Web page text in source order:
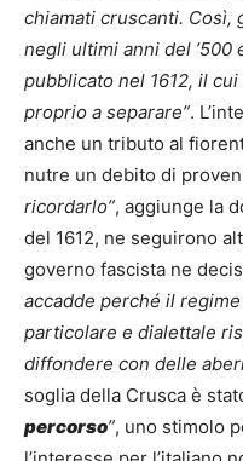
chiamati cruscanti. Così,
negli ultimi anni del
pubblicato nel 1612, il
proprio a separare”.
anche un tributo al
nutre un debito di
ricordarlo”, aggiunge la
del 1612, ne seguirono
governo fascista ne
accadde perché il
particolare e dialettale
diffondere con delle
soglia della Crusca è
percorso”, uno stimolo